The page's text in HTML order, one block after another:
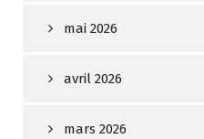
mai 2026
avril 2026
mars 2026